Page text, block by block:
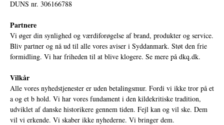
DUNS nr. 306166788
Partnere
Vi øger din synlighed og værdiforøgelse af brand, produkter og service.
Bliv partner og nå ud til alle vores aviser i Syddanmark. Støt den frie
formidling. Vi har friheden til at blive klogere. Se mere på dkq.dk.
Vilkår
Alle vores nyhedstjenester er uden betalingsmur. Fordi vi ikke tror på et
a og et b hold. Vi har vores fundament i den kildekritiske tradition,
udviklet af danske historikere gennem tiden. Fejl kan og vil ske. Dem
vil vi erkende. Vi skaber ikke nyhederne. Vi bringer dem.